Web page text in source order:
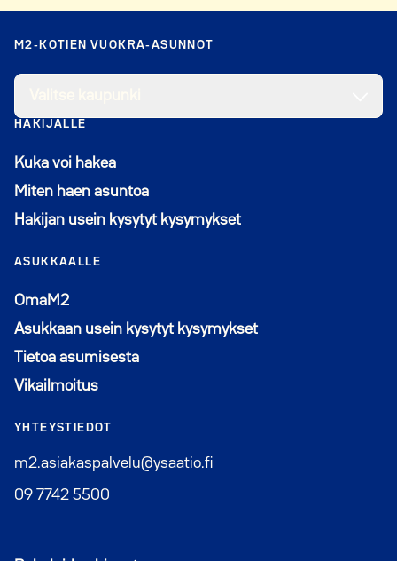
perheasuntoihin asti.
M2-KOTIEN VUOKRA-ASUNNOT
HAKIJALLE
Kuka voi hakea
Miten haen asuntoa
Hakijan usein kysytyt kysymykset
ASUKKAALLE
OmaM2Avautuu uuteen ikkunaan
Asukkaan usein kysytyt kysymykset
Tietoa asumisesta
Vikailmoitus
YHTEYSTIEDOT
m2.asiakaspalvelu@ysaatio.fi
09 7742 5500